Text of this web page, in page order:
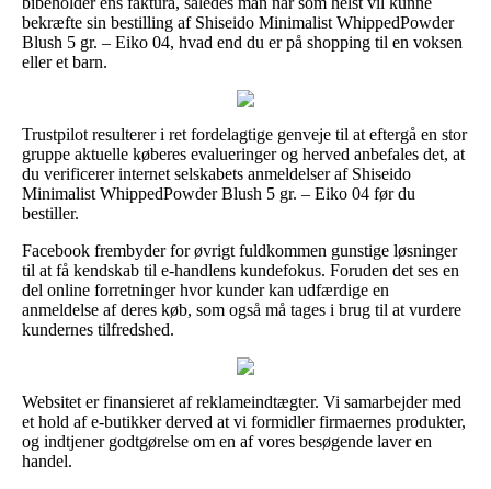
bekræfte sin bestilling af Shiseido Minimalist WhippedPowder
Blush 5 gr. – Eiko 04, hvad end du er på shopping til en voksen
eller et barn.
Trustpilot resulterer i ret fordelagtige genveje til at eftergå en stor
gruppe aktuelle køberes evalueringer og herved anbefales det, at
du verificerer internet selskabets anmeldelser af Shiseido
Minimalist WhippedPowder Blush 5 gr. – Eiko 04 før du
bestiller.
Facebook frembyder for øvrigt fuldkommen gunstige løsninger
til at få kendskab til e-handlens kundefokus. Foruden det ses en
del online forretninger hvor kunder kan udfærdige en
anmeldelse af deres køb, som også må tages i brug til at vurdere
kundernes tilfredshed.
Websitet er finansieret af reklameindtægter. Vi samarbejder med
et hold af e-butikker derved at vi formidler firmaernes produkter,
og indtjener godtgørelse om en af vores besøgende laver en
handel.